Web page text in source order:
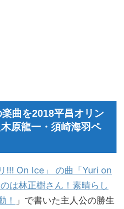
曲を2018平昌オリン
原龍一・須崎海羽ペ
!!! On Ice」 の曲「Yuri on
は林正樹さん！素晴らし
！
」で書いた主人公の勝生